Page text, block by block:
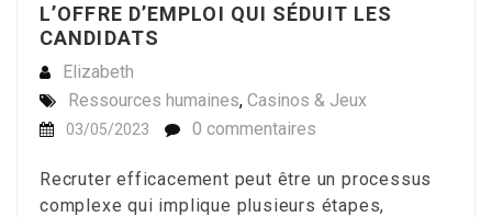
L’OFFRE D’EMPLOI QUI SÉDUIT LES
CANDIDATS
Elizabeth
Ressources humaines, Casinos & Jeux
03/05/2023 0 commentaires
Recruter efficacement peut être un processus
complexe qui implique plusieurs étapes,